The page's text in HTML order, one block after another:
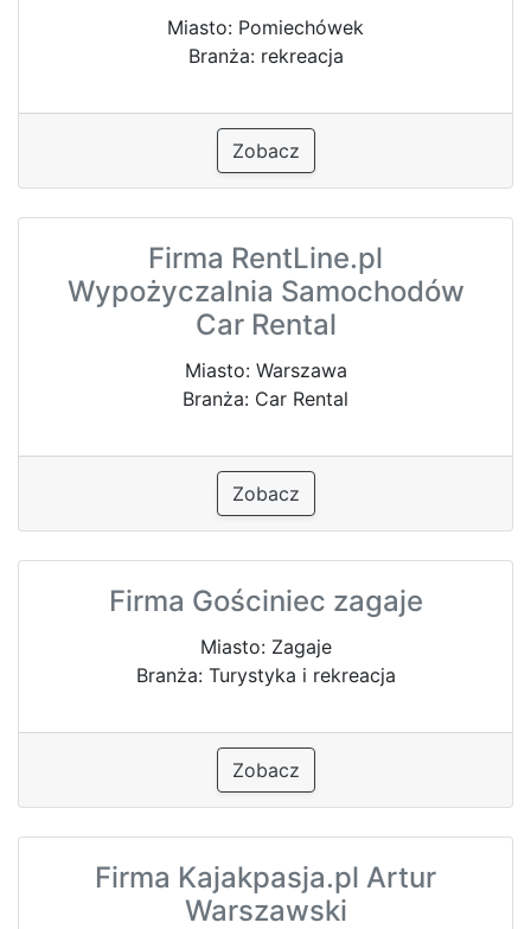
Miasto: Pomiechówek
Branża: rekreacja
Zobacz
Firma RentLine.pl
Wypożyczalnia Samochodów
Car Rental
Miasto: Warszawa
Branża: Car Rental
Zobacz
Firma Gościniec zagaje
Miasto: Zagaje
Branża: Turystyka i rekreacja
Zobacz
Firma Kajakpasja.pl Artur
Warszawski